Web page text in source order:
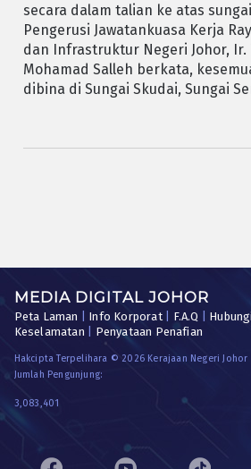
secara dalam talian ke atas
Pengerusi Jawatankuasa Kerja
dan Infrastruktur Negeri Johor, Ir.
Mohamad Salleh berkata,
dibina di Sungai Skudai, Sungai
MEDIA DIGITAL JOHOR
Peta Laman Info Korporat| F.A.Q
Keselamatan
Penyataan Penafian
Hakcipta Terpelihara © 2026 Kerajaan Negeri Johor
Jumlah Pengunjung:
3,083,401